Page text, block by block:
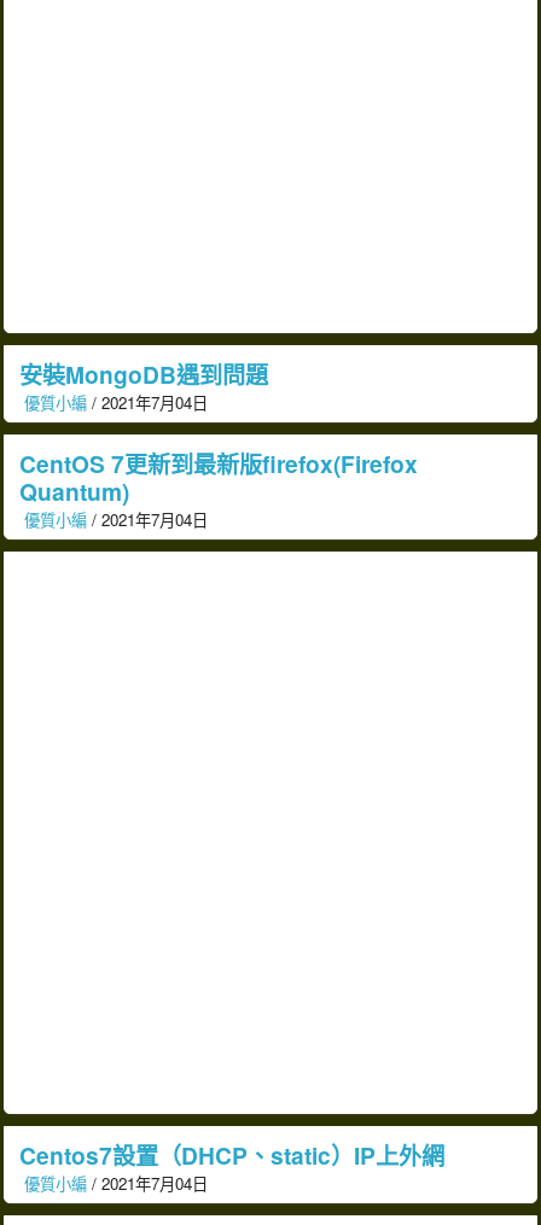
安裝MongoDB遇到問題
優質小編 / 2021年7月04日
CentOS 7更新到最新版firefox(Firefox
Quantum)
優質小編 / 2021年7月04日
Centos7設置（DHCP、static）IP上外網
優質小編 / 2021年7月04日